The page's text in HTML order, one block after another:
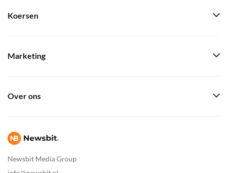
Newsbit Media Group
Koersen
Marketing
Over ons